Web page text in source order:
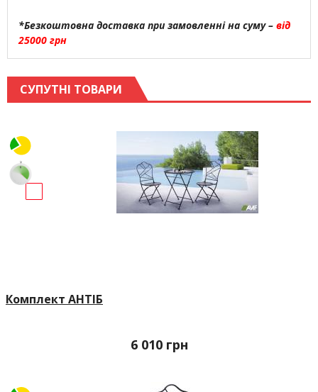
*Безкоштовна доставка при замовленні на суму – від
25000 грн
СУПУТНІ ТОВАРИ
Комплект АНТІБ
6 010 грн